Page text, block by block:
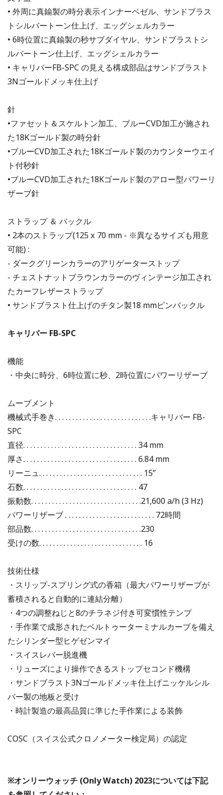
• 外周に真鍮製の時分表示インナーベゼル、サンドブラス
トシルバートーン仕上げ、エッグシェルカラー
• 6時位置に真鍮製の秒サブダイヤル、サンドブラストシ
ルバートーン仕上げ、エッグシェルカラー
• キャリバーFB-SPC の見える構成部品はサンドブラスト
3Nゴールドメッキ仕上げ
針
•ファセット＆スケルトン加工、ブルーCVD加工が施され
た18Kゴールド製の時分針
•ブルーCVD加工された18Kゴールド製のカウンターウエイ
ト付秒針
•ブルーCVD加工された18Kゴールド製のアロー型パワーリ
ザーブ針
ストラップ ＆ バックル
• 2本のストラップ(125 x 70 mm - ※異なるサイズも用意
可能) :
- ダークグリーンカラーのアリゲーターストップ
- チェストナットブラウンカラーのヴィンテージ加工され
たカーフレザーストラップ
• サンドブラスト仕上げのチタン製18 mmピンバックル
キャリバー FB-SPC
機能
・中央に時分、6時位置に秒、2時位置にパワーリザーブ
ムーブメント
機械式手巻き. . . . . . . . . . . . . . . . . . . . . . . . . . . .キャリバー FB-
SPC
直径. . . . . . . . . . . . . . . . . . . . . . . . . . . . . . . . . 34 mm
厚さ. . . . . . . . . . . . . . . . . . . . . . . . . . . . . . . . . 6.84 mm
リーニュ. . . . . . . . . . . . . . . . . . . . . . . . . . . . . . 15’’
石数. . . . . . . . . . . . . . . . . . . . . . . . . . . . . . . . . 47
振動数. . . . . . . . . . . . . . . . . . . . . . . . . . . . . . . .21,600 a/h (3 Hz)
パワーリザーブ . . . . . . . . . . . . . . . . . . . . . . . . . . 72時間
部品数. . . . . . . . . . . . . . . . . . . . . . . . . . . . . . . .230
受けの数. . . . . . . . . . . . . . . . . . . . . . . . . . . . . . 16
技術仕様
・スリップ-スプリング式の香箱（最大パワーリザーブが
蓄積されると自動的に連結分離）
・4つの調整ねじと8のチラネジ付き可変慣性テンプ
・手作業で成形されたベルトゥーターミナルカーブを備え
たシリンダー型ヒゲゼンマイ
・スイスレバー脱進機
・リューズにより操作できるストップセコンド機構
・サンドブラスト3Nゴールドメッキ仕上げニッケルシル
バー製の地板と受け
・時計製造の最高品質に準じた手作業による装飾
COSC（スイス公式クロノメーター検定局）の認定
※オンリーウォッチ (Only Watch) 2023については下記